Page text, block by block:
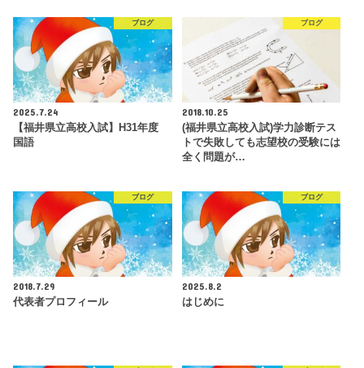
ブログ
2025.7.24
【福井県立高校入試】H31年度
国語
ブログ
2018.10.25
(福井県立高校入試)学力診断テス
トで失敗しても志望校の受験には
全く問題が…
ブログ
2018.7.29
代表者プロフィール
ブログ
2025.8.2
はじめに